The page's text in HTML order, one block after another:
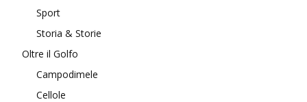
Sport
Storia & Storie
Oltre il Golfo
Campodimele
Cellole